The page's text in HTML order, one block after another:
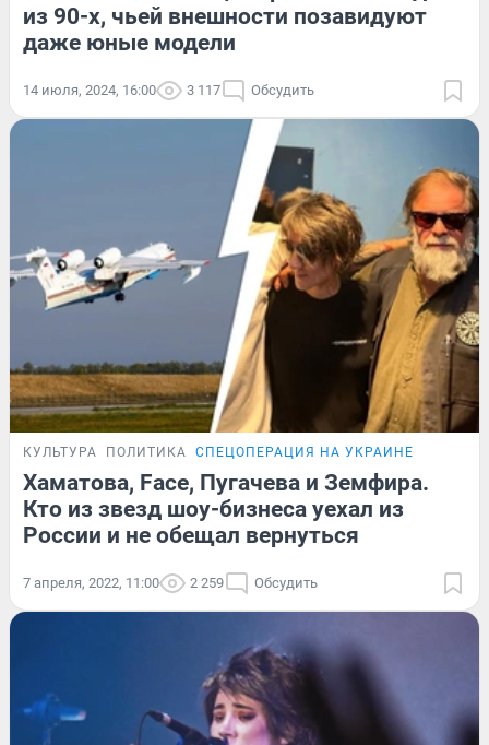
из 90-х, чьей внешности позавидуют
даже юные модели
14 июля, 2024, 16:00 3 117 Обсудить
КУЛЬТУРА ПОЛИТИКА СПЕЦОПЕРАЦИЯ НА УКРАИНЕ
Хаматова, Face, Пугачева и Земфира.
Кто из звезд шоу-бизнеса уехал из
России и не обещал вернуться
7 апреля, 2022, 11:00 2 259 Обсудить